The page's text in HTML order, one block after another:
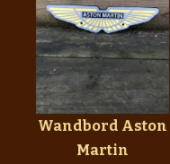
Wandbord Aston
Martin